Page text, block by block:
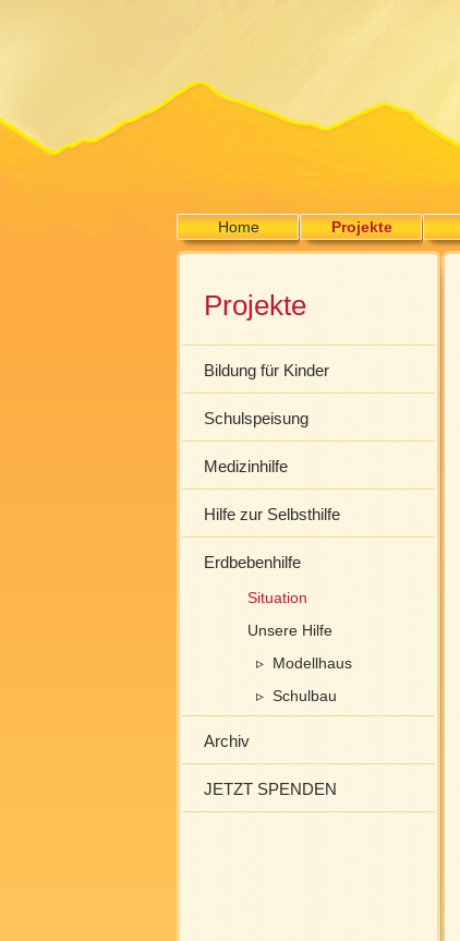
Home Projekte
Projekte
Bildung für Kinder
Schulspeisung
Medizinhilfe
Hilfe zur Selbsthilfe
Erdbebenhilfe
Situation
Unsere Hilfe
▹ Modellhaus
▹ Schulbau
Archiv
JETZT SPENDEN